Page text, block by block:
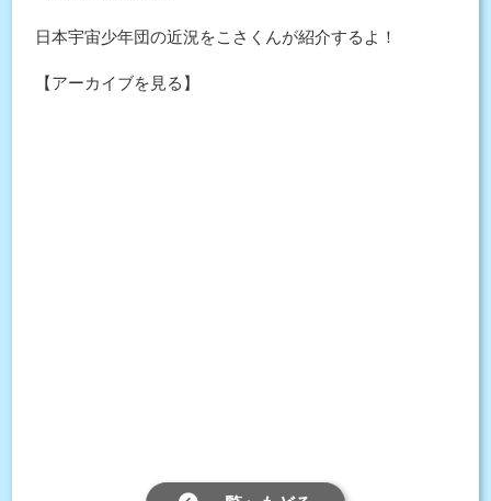
日本宇宙少年団の近況をこさくんが紹介するよ！
【アーカイブを見る】